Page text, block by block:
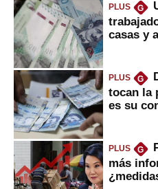
PLUS G
casas y
PLUS G
tocan la
es su
PLUS G
más